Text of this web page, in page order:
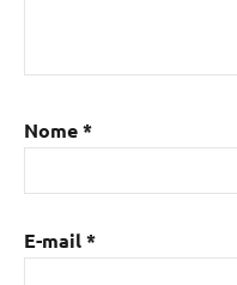
Nome*
E-mail*